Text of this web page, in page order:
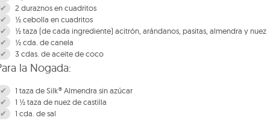
2 duraznos en cuadritos
½ cebolla en cuadritos
½ taza (de cada ingrediente) acitrón, arándanos, pasitas, almendra y nuez
½ cda. de canela
3 cdas. de aceite de coco
la Nogada:
1 taza de Silk® Almendra sin azúcar
1 ½ taza de nuez de castilla
1 cda. de sal